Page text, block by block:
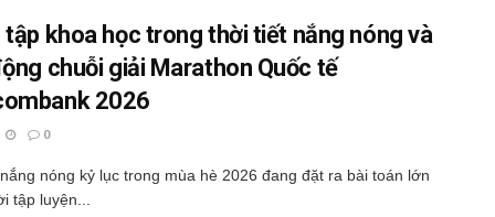
tập khoa học trong thời tiết nắng nóng và
chuỗi giải Marathon Quốc tế
2026
0
nóng kỷ lục trong mùa hè 2026 đang đặt ra bài toán lớn
tập luyện...